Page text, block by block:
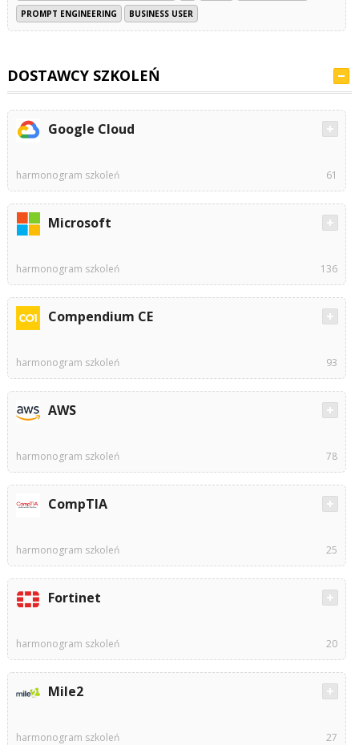
PROMPT ENGINEERING BUSINESS USER
DOSTAWCY SZKOLEŃ
Google Cloud
harmonogram szkoleń 61
Microsoft
harmonogram szkoleń 136
Compendium CE
harmonogram szkoleń 93
AWS
harmonogram szkoleń 78
CompTIA
harmonogram szkoleń 25
Fortinet
harmonogram szkoleń 20
Mile2
harmonogram szkoleń 27